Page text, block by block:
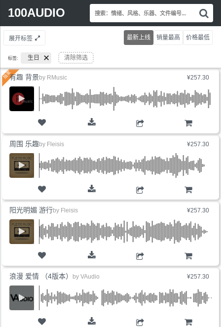
100AUDIO
Search
索
情
绪
乐
文
件
展开标签
标签: 生日 清除筛选
最新上线 销量最高 价格最低
¥257.30
有趣 背景 by RMusic
¥257.30
购物车
周围 乐趣by Fleisis
¥257.30
购物车
阳光明媚 游行by Fleisis
¥257.30
浪漫 爱情 （4版本） by VAudio